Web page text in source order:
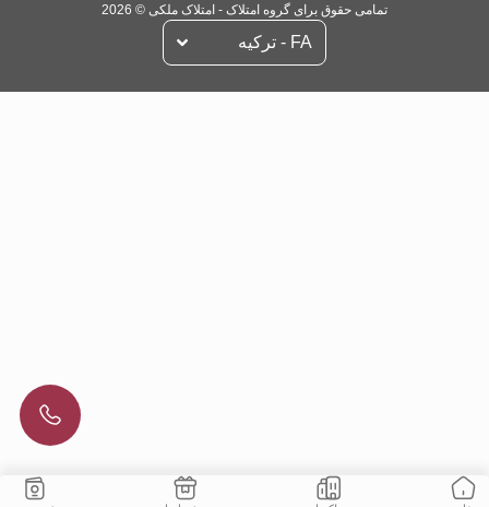
تمامی حقوق برای گروه امتلاک - امتلاک ملکی © 2026
FA - تركيه